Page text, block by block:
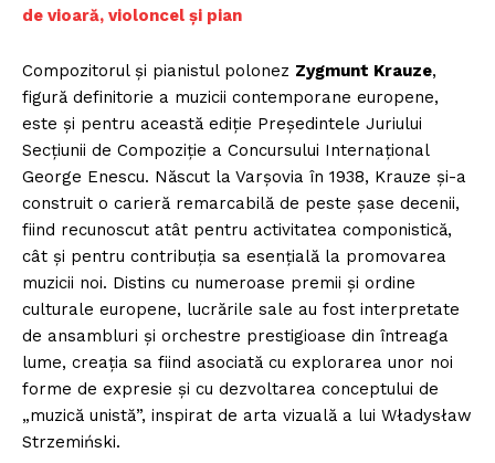
de vioară, violoncel și pian
Compozitorul și pianistul polonez Zygmunt Krauze,
figură definitorie a muzicii contemporane europene,
este și pentru această ediție Președintele Juriului
Secțiunii de Compoziție a Concursului Internațional
George Enescu. Născut la Varșovia în 1938, Krauze și-a
construit o carieră remarcabilă de peste șase decenii,
fiind recunoscut atât pentru activitatea componistică,
cât și pentru contribuția sa esențială la promovarea
muzicii noi. Distins cu numeroase premii și ordine
culturale europene, lucrările sale au fost interpretate
de ansambluri și orchestre prestigioase din întreaga
lume, creația sa fiind asociată cu explorarea unor noi
forme de expresie și cu dezvoltarea conceptului de
„muzică unistă”, inspirat de arta vizuală a lui Władysław
Strzemiński.